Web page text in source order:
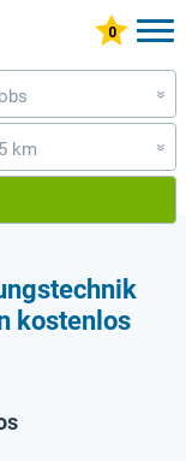
»
km »
kostenlos